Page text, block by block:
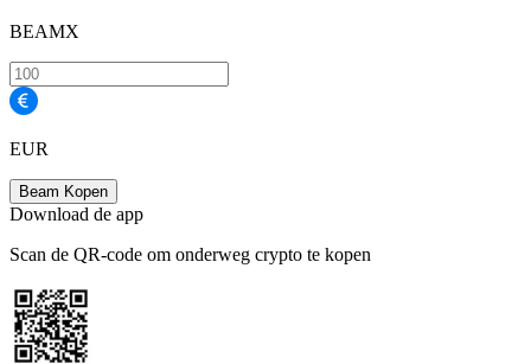
BEAMX
EUR
Beam Kopen
Download de app
Scan de QR-code om onderweg crypto te kopen